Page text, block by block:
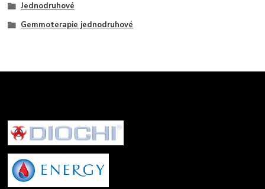
Jednodruhové
Gemmoterapie jednodruhové